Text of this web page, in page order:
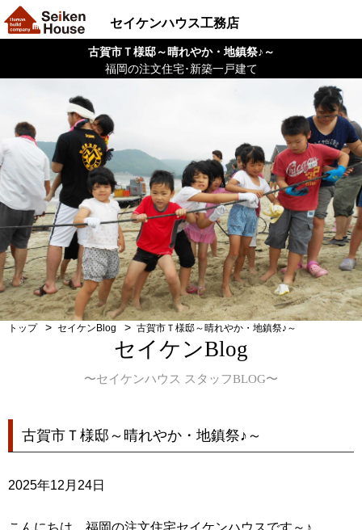
古賀市Ｔ様邸～晴れやか・地鎮祭♪～
福岡の注文住宅･新築一戸建て
セイケンハウス工務店
トップ セイケンBlog 古賀市Ｔ様邸～晴れやか・地鎮祭♪～
セイケンBlog
〜セイケンハウス スタッフBLOG〜
古賀市Ｔ様邸～晴れやか・地鎮祭♪～
2025年12月24日